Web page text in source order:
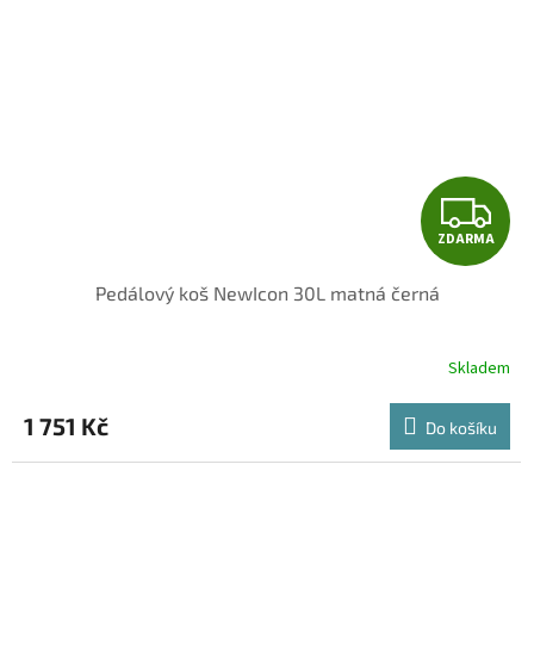
Z
D
R
M
A
ZDARMA
Pedálový koš NewIcon 30L matná černá
Skladem
1 751 Kč Do košíku